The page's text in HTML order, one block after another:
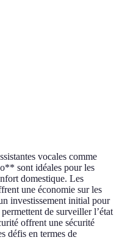
vocales comme
sont idéales pour les
domestique. Les
une économie sur les
investissement initial pour
de surveiller l’état
offrent une sécurité
défis en termes de